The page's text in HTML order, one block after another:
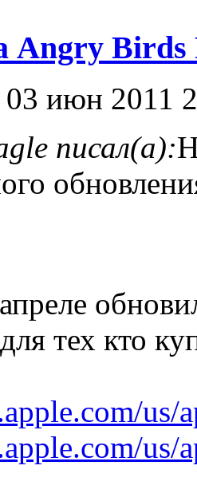
Birds
03 июн 2011
писал(а):
тех кто
us/
us/